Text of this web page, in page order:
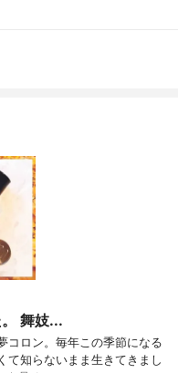
舞妓...
コロン。毎年この季節になる
て知らないまま生きてきまし